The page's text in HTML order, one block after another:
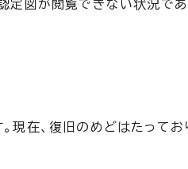
定図が閲覧できない状況であ
現在、復旧のめどはたってお